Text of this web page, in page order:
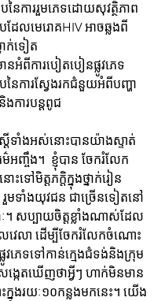
២) របៀបនៃការរួមភេទដោយសុវត្ថិភាព
ាក់ទៀត
៤) ព័ត៌មានអំពីការបៀតបៀនផ្លូវភេទ
ងការបន្តពូជ
ស្តីទាំងអស់នោះបានយ៉ាងស្ទាត់
អញ្ចឹង។  ខ្ញុំបាន ចែករំលែក
ទៅមិត្តភក្តិក្នុងថ្នាក់រៀន
មទាំងយុវជន ជាច្រើនទៀតនៅ
។ សប្បាយចិត្តខ្លាំងណាស់ដែល
េលា ដើម្បីចែករំលែកចំណោះ
ភេទទៅកាន់ក្មេងជំទង់និងក្រុម
ង្កេតឃើញថាអ្វីៗ ហាក់មិនមាន
ក្នុងរយៈ១០កន្លងមកនេះ។ យើង